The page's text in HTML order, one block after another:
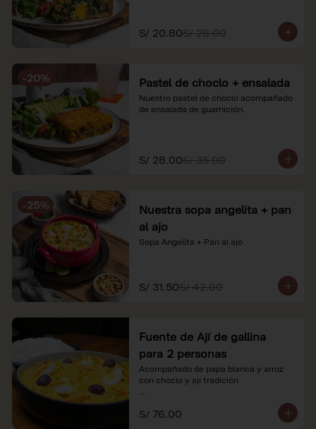
S/ 20.80S/ 26.00
-20% Pastel de choclo + ensalada
Nuestro pastel de choclo acompañado
de ensalada de guarnición.
S/ 28.00S/ 35.00
-25%
Nuestra sopa angelita + pan
al ajo
Sopa Angelita + Pan al ajo
S/ 31.50S/ 42.00
Fuente de Ají de gallina
para 2 personas
Acompañado de papa blanca y arroz
con choclo y ají tradición
*Nuestros precios están expresados en
soles e incluyen impuestos de ley y
S/ 76.00